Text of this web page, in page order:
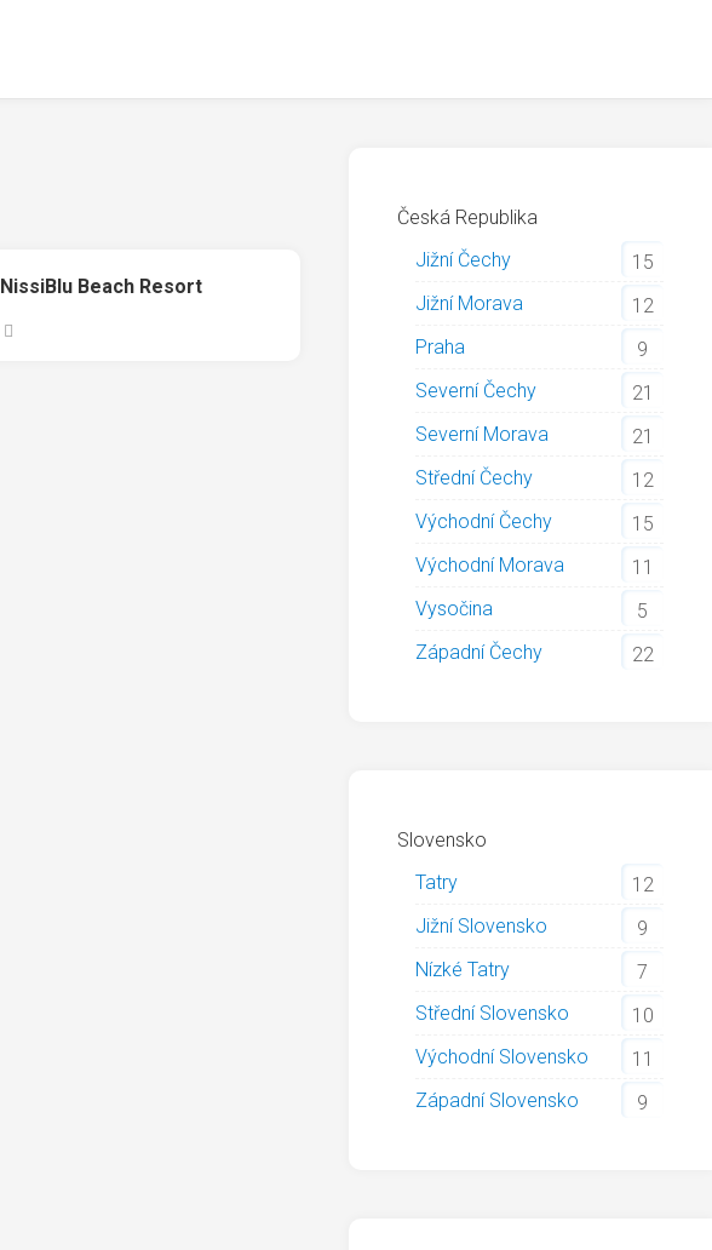
NissiBlu Beach Resort
Česká Republika
Jižní Čechy
15
Jižní Morava
12
Praha
9
Severní Čechy
21
Severní Morava
21
Střední Čechy
12
Východní Čechy
15
Východní Morava
11
Vysočina
5
Západní Čechy
22
Slovensko
Tatry
12
Jižní Slovensko
9
Nízké Tatry
7
Střední Slovensko
10
Východní Slovensko
11
Západní Slovensko
9